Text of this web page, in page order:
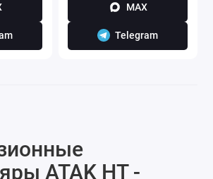
MAX
Telegram
ATAK HT -